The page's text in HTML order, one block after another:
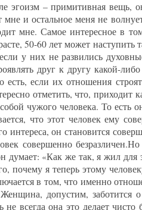
эгоизм – примитивная вещь,
мне и остальное меня не
мне. Самое интересное в
50-60 лет может наступить
у них не развились
друг к другу какой-
есть, если их отношения
отметить, что, приходит
чужого человека. То
что этот человек ему
интереса, он становится
совершенно
думает: «Как же так, я жил для
почему я теперь этому
в том, что именно
допустим, заботится
не всегда она это делает